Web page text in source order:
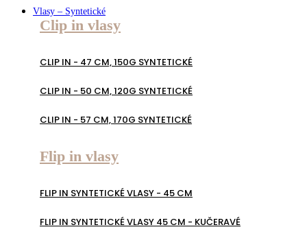
Vlasy – Syntetické
Clip in vlasy
CLIP IN - 47 CM, 150G SYNTETICKÉ
CLIP IN - 50 CM, 120G SYNTETICKÉ
CLIP IN - 57 CM, 170G SYNTETICKÉ
Flip in vlasy
FLIP IN SYNTETICKÉ VLASY - 45 CM
FLIP IN SYNTETICKÉ VLASY 45 CM - KUČERAVÉ